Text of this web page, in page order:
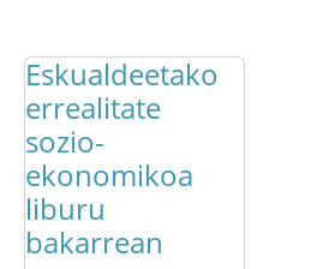
Eskualdeetako
errealitate
sozio-
ekonomikoa
liburu
bakarrean